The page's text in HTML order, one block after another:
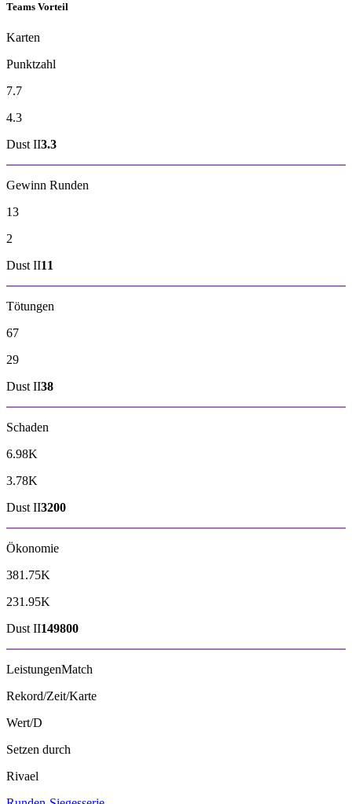
Teams Vorteil
Karten
Punktzahl
7.7
4.3
Dust II3.3
Gewinn Runden
13
2
Dust II11
Tötungen
67
29
Dust II38
Schaden
6.98K
3.78K
Dust II3200
Ökonomie
381.75K
231.95K
Dust II149800
LeistungenMatch
Rekord/Zeit/Karte
Wert/D
Setzen durch
Rivael